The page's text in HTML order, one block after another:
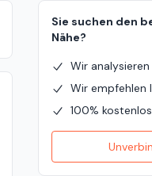
Sie suchen den
Nähe?
Wir
Wir empfehlen
100%